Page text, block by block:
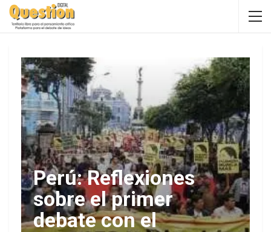
Perú: Reflexiones
sobre el primer
debate con el